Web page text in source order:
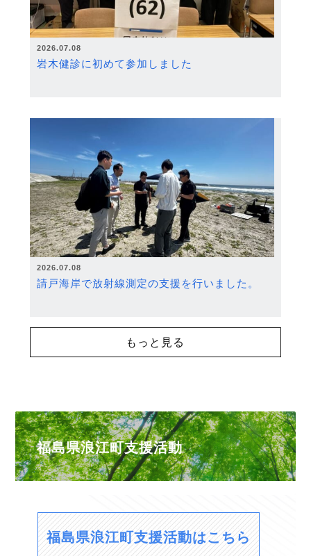
2026.07.08
岩木健診に初めて参加しました
2026.07.08
請戸海岸で放射線測定の支援を行いました。
もっと見る
福島県浪江町支援活動
福島県浪江町支援活動はこちら